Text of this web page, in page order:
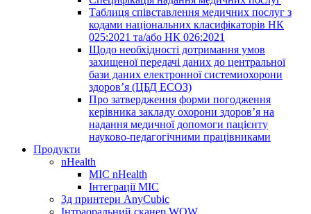
Таблиця співставлення медичних послуг з
кодами національних класифікаторів НК
025:2021 та/або НК 026:2021
Щодо необхідності дотримання умов
захищеної передачі даних до центральної
бази даних електронної системиохорони
здоров’я (ЦБД ЕСОЗ)
Про затвердження форми погодження
керівника закладу охорони здоров’я на
надання медичної допомоги пацієнту
науково-педагогічними працівниками
Продукти
nHealth
МІС nHealth
Інтеграції МІС
3д принтери AnyCubic
Інтраоральний сканер WOW